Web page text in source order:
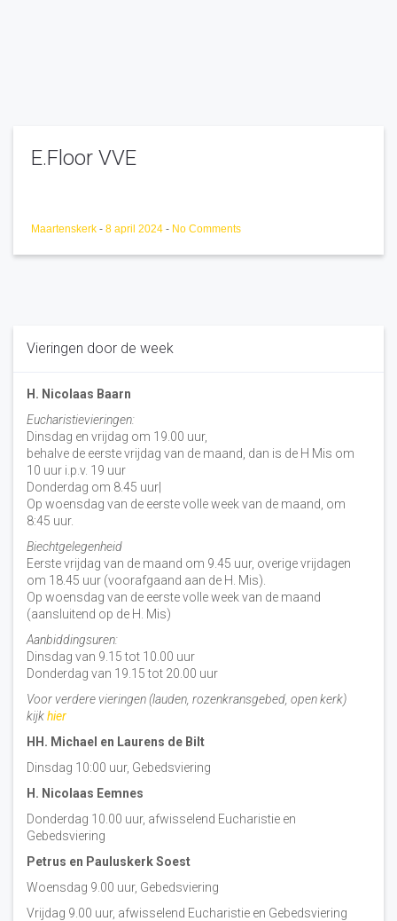
E.Floor VVE
Maartenskerk - 8 april 2024 - No Comments
Vieringen door de week
H. Nicolaas Baarn
Eucharistievieringen:
Dinsdag en vrijdag om 19.00 uur,
behalve de eerste vrijdag van de maand, dan is de H Mis om
10 uur i.p.v. 19 uur
Donderdag om 8.45 uur|
Op woensdag van de eerste volle week van de maand, om
8:45 uur.
Biechtgelegenheid
Eerste vrijdag van de maand om 9.45 uur, overige vrijdagen
om 18.45 uur (voorafgaand aan de H. Mis).
Op woensdag van de eerste volle week van de maand
(aansluitend op de H. Mis)
Aanbiddingsuren:
Dinsdag van 9.15 tot 10.00 uur
Donderdag van 19.15 tot 20.00 uur
Voor verdere vieringen (lauden, rozenkransgebed, open kerk)
kijkhier
HH. Michael en Laurens de Bilt
Dinsdag 10:00 uur, Gebedsviering
H. Nicolaas Eemnes
Donderdag 10.00 uur, afwisselend Eucharistie en
Gebedsviering
Petrus en Pauluskerk Soest
Woensdag 9.00 uur, Gebedsviering
Vrijdag 9.00 uur, afwisselend Eucharistie en Gebedsviering